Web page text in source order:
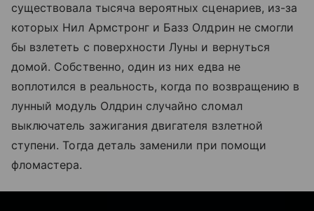
существовала тысяча вероятных сценариев, из-за
которых Нил Армстронг и Базз Олдрин не смогли
бы взлететь с поверхности Луны и вернуться
домой. Собственно, один из них едва не
воплотился в реальность, когда по возвращению в
лунный модуль Олдрин случайно сломал
выключатель зажигания двигателя взлетной
ступени. Тогда деталь заменили при помощи
фломастера.